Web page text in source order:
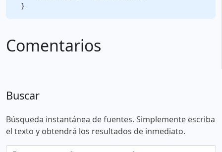
Comentarios
Buscar
Búsqueda instantánea de fuentes. Simplemente escriba
el texto y obtendrá los resultados de inmediato.